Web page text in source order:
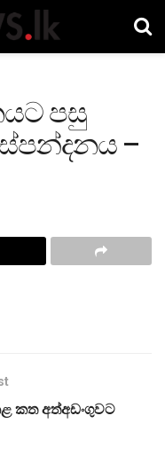
පසු
–
කත අත්අඩංගුවට